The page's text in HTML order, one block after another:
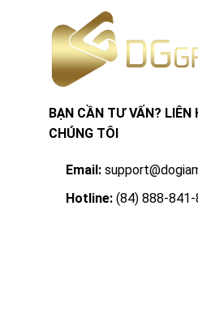
BẠN CẦN TƯ VẤN? LIÊN
CHÚNG TÔI
Email:
Hotline: (84) 888-841-